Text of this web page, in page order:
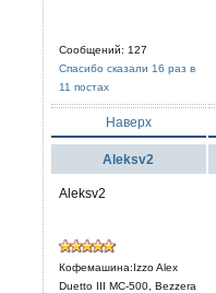
Сообщений: 127
Спасибо сказали 16 раз в
11 постах
Наверх
Aleksv2
Aleksv2
Кофемашина:Izzo Alex
Duetto III МС-500, Bezzera